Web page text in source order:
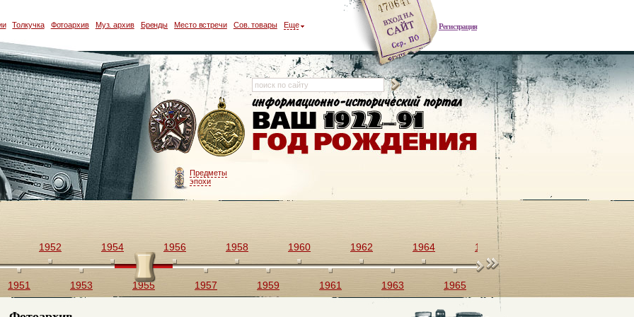
Регистрация
Толкучка Фотоархив Муз. архив Бренды Место встречи Сов. товары Еще
Предметы
эпохи
1951
1952
1953
1954
1955
1956
1957
1958
1959
1960
1961
1962
1963
1964
1965
1966